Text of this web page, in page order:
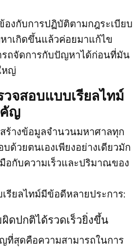
องกับการปฏิบัติตามกฎระเบียบ
าเกิดขึ้นแล้วค่อยมาแก้ไข
รถจัดการกับปัญหาได้ก่อนที่มัน
หญ่
วจสอบแบบเรียลไทม์
ญ
ร้างข้อมูลจำนวนมหาศาลทุก
ด้วยตนเองเพียงอย่างเดียวมัก
อกับความเร็วและปริมาณของ
รียลไทม์มีข้อดีหลายประการ:
ดปกติได้รวดเร็วยิ่งขึ้น
ที่สุดคือความสามารถในการ